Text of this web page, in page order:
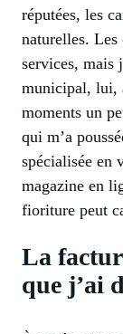
réputées, les
naturelles. Les
services, mais
municipal, lui,
moments un
qui m’a
spécialisée en
magazine en
fioriture peut
La
que j’ai